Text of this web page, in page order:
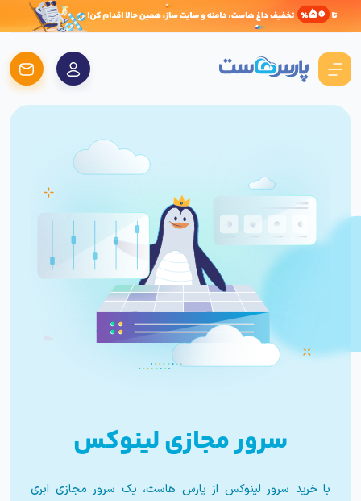
سرور مجازی لینوکس
با خرید سرور لینوکس از پارس هاست، یک سرور مجازی ابری